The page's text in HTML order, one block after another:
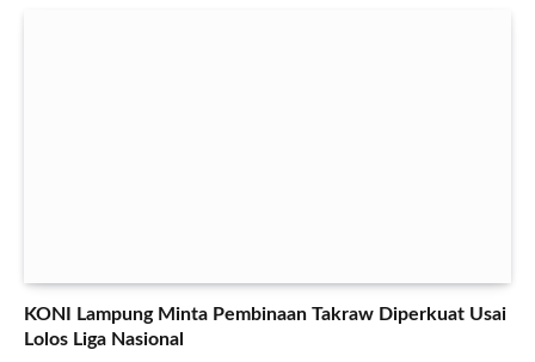
KONI Lampung Minta Pembinaan Takraw Diperkuat Usai
Lolos Liga Nasional